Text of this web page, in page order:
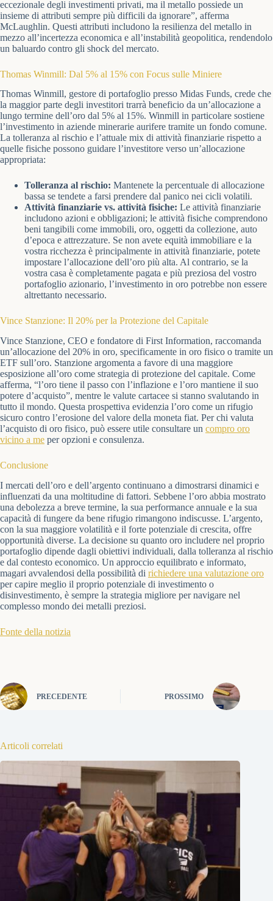
eccezionale degli investimenti privati, ma il metallo possiede un
insieme di attributi sempre più difficili da ignorare”, afferma
McLaughlin. Questi attributi includono la resilienza del metallo in
mezzo all’incertezza economica e all’instabilità geopolitica, rendendolo
un baluardo contro gli shock del mercato.
Thomas Winmill: Dal 5% al 15% con Focus sulle Miniere
Thomas Winmill, gestore di portafoglio presso Midas Funds, crede che
la maggior parte degli investitori trarrà beneficio da un’allocazione a
lungo termine dell’oro dal 5% al 15%. Winmill in particolare sostiene
l’investimento in aziende minerarie aurifere tramite un fondo comune.
La tolleranza al rischio e l’attuale mix di attività finanziarie rispetto a
quelle fisiche possono guidare l’investitore verso un’allocazione
appropriata:
Tolleranza al rischio: Mantenete la percentuale di allocazione
bassa se tendete a farsi prendere dal panico nei cicli volatili.
Attività finanziarie vs. attività fisiche: Le attività finanziarie
includono azioni e obbligazioni; le attività fisiche comprendono
beni tangibili come immobili, oro, oggetti da collezione, auto
d’epoca e attrezzature. Se non avete equità immobiliare e la
vostra ricchezza è principalmente in attività finanziarie, potete
impostare l’allocazione dell’oro più alta. Al contrario, se la
vostra casa è completamente pagata e più preziosa del vostro
portafoglio azionario, l’investimento in oro potrebbe non essere
altrettanto necessario.
Vince Stanzione: Il 20% per la Protezione del Capitale
Vince Stanzione, CEO e fondatore di First Information, raccomanda
un’allocazione del 20% in oro, specificamente in oro fisico o tramite un
ETF sull’oro. Stanzione argomenta a favore di una maggiore
esposizione all’oro come strategia di protezione del capitale. Come
afferma, “l’oro tiene il passo con l’inflazione e l’oro mantiene il suo
potere d’acquisto”, mentre le valute cartacee si stanno svalutando in
tutto il mondo. Questa prospettiva evidenzia l’oro come un rifugio
sicuro contro l’erosione del valore della moneta fiat. Per chi valuta
l’acquisto di oro fisico, può essere utile consultare un compro oro
vicino a me per opzioni e consulenza.
Conclusione
I mercati dell’oro e dell’argento continuano a dimostrarsi dinamici e
influenzati da una moltitudine di fattori. Sebbene l’oro abbia mostrato
una debolezza a breve termine, la sua performance annuale e la sua
capacità di fungere da bene rifugio rimangono indiscusse. L’argento,
con la sua maggiore volatilità e il forte potenziale di crescita, offre
opportunità diverse. La decisione su quanto oro includere nel proprio
portafoglio dipende dagli obiettivi individuali, dalla tolleranza al rischio
e dal contesto economico. Un approccio equilibrato e informato,
magari avvalendosi della possibilità di richiedere una valutazione oro
per capire meglio il proprio potenziale di investimento o
disinvestimento, è sempre la strategia migliore per navigare nel
complesso mondo dei metalli preziosi.
Fonte della notizia
PRECEDENTE PROSSIMO
Articoli correlati